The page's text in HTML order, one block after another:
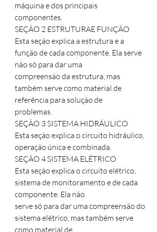
máquina e dos principais
componentes.
SEÇÃO 2 ESTRUTURAE FUNÇÃO
Esta seção explica a estrutura e a
função de cada componente. Ela serve
não só para dar uma
compreensão da estrutura, mas
também serve como material de
referência para solução de
problemas.
SEÇÃO 3 SISTEMA HIDRÁULICO
Esta seção explica o circuito hidráulico,
operação única e combinada.
SEÇÃO 4 SISTEMA ELÉTRICO
Esta seção explica o circuito elétrico,
sistema de monitoramento e de cada
componente. Ela não
serve só para dar uma compreensão do
sistema elétrico, mas também serve
como material de